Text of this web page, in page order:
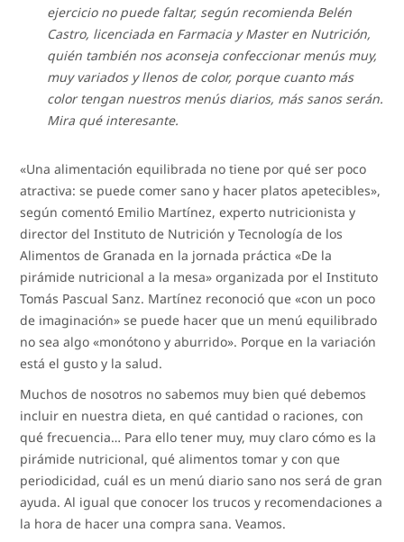
ejercicio no puede faltar, según recomienda Belén
Castro, licenciada en Farmacia y Master en Nutrición,
quién también nos aconseja confeccionar menús muy,
muy variados y llenos de color, porque cuanto más
color tengan nuestros menús diarios, más sanos serán.
Mira qué interesante.
«Una alimentación equilibrada no tiene por qué ser poco
atractiva: se puede comer sano y hacer platos apetecibles»,
según comentó Emilio Martínez, experto nutricionista y
director del Instituto de Nutrición y Tecnología de los
Alimentos de Granada en la jornada práctica «De la
pirámide nutricional a la mesa» organizada por el Instituto
Tomás Pascual Sanz. Martínez reconoció que «con un poco
de imaginación» se puede hacer que un menú equilibrado
no sea algo «monótono y aburrido». Porque en la variación
está el gusto y la salud.
Muchos de nosotros no sabemos muy bien qué debemos
incluir en nuestra dieta, en qué cantidad o raciones, con
qué frecuencia… Para ello tener muy, muy claro cómo es la
pirámide nutricional, qué alimentos tomar y con que
periodicidad, cuál es un menú diario sano nos será de gran
ayuda. Al igual que conocer los trucos y recomendaciones a
la hora de hacer una compra sana. Veamos.